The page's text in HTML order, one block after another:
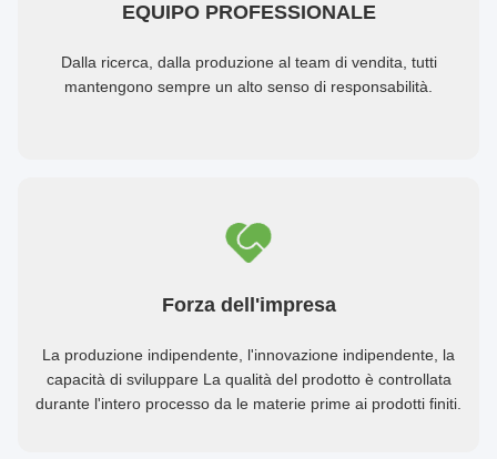
EQUIPO PROFESSIONALE
Dalla ricerca, dalla produzione al team di vendita, tutti
mantengono sempre un alto senso di responsabilità.
Forza dell'impresa
La produzione indipendente, l'innovazione indipendente, la
capacità di sviluppare La qualità del prodotto è controllata
durante l'intero processo da le materie prime ai prodotti finiti.